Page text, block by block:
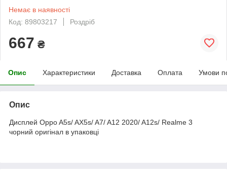
Немає в наявності
Код: 89803217
Роздріб
667 ₴
Опис Характеристики Доставка Оплата Умови
Опис
Дисплей Oppo A5s/ AX5s/ A7/ A12 2020/ A12s/ Realme 3
чорний оригінал в упаковці